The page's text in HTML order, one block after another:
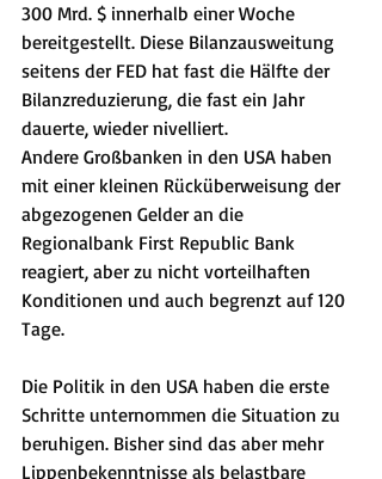
300 Mrd. $ innerhalb einer Woche
bereitgestellt. Diese Bilanzausweitung
seitens der FED hat fast die Hälfte der
Bilanzreduzierung, die fast ein Jahr
dauerte, wieder nivelliert.
Andere Großbanken in den USA haben
mit einer kleinen Rücküberweisung der
abgezogenen Gelder an die
Regionalbank First Republic Bank
reagiert, aber zu nicht vorteilhaften
Konditionen und auch begrenzt auf 120
Tage.
Die Politik in den USA haben die erste
Schritte unternommen die Situation zu
beruhigen. Bisher sind das aber mehr
Lippenbekenntnisse als belastbare